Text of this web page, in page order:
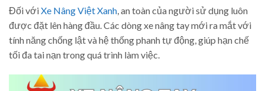
Đối vớiXe Nâng Việt Xanh , an toàn của người sử dụng luôn
được đặt lên hàng đầu. Các dòng xe nâng tay mới ra mắt với
tính năng chống lật và hệ thống phanh tự động, giúp hạn chế
tối đa tai nạn trong quá trình làm việc.